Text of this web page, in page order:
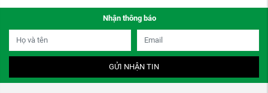
Nhận thông báo
GỬI NHẬN TIN